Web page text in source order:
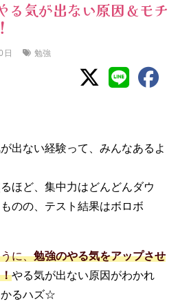
る気が出ない原因＆モチ
日 勉強
出ない経験って、みんなあるよ
ほど、集中力はどんどんダウ
のの、テスト結果はボロボ
に、勉強のやる気をアップさせ
やる気が出ない原因がわかれ
かるハズ☆